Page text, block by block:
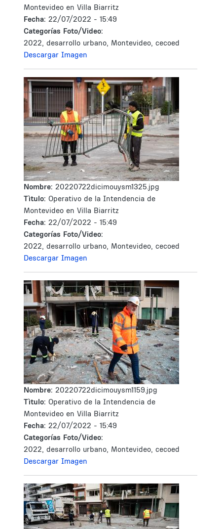
Montevideo en Villa Biarritz
Fecha: 22/07/2022 - 15:49
Categorías Foto/Video:
2022, desarrollo urbano, Montevideo, cecoed
Descargar Imagen
Nombre: 20220722dicimouysm1325.jpg
Tìtulo: Operativo de la Intendencia de
Montevideo en Villa Biarritz
Fecha: 22/07/2022 - 15:49
Categorías Foto/Video:
2022, desarrollo urbano, Montevideo, cecoed
Descargar Imagen
Nombre: 20220722dicimouysm1159.jpg
Tìtulo: Operativo de la Intendencia de
Montevideo en Villa Biarritz
Fecha: 22/07/2022 - 15:49
Categorías Foto/Video:
2022, desarrollo urbano, Montevideo, cecoed
Descargar Imagen